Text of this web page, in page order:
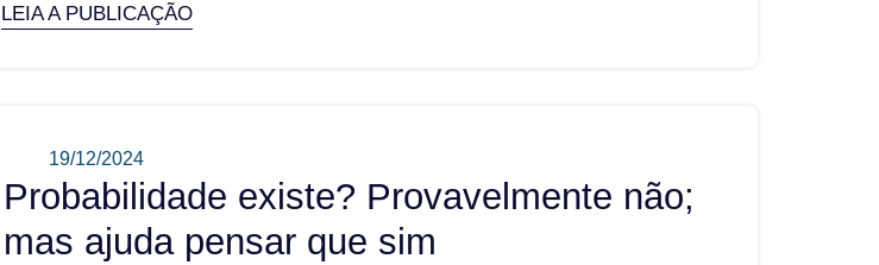
LEIA A PUBLICAÇÃO
19/12/2024
Probabilidade existe? Provavelmente não;
mas ajuda pensar que sim